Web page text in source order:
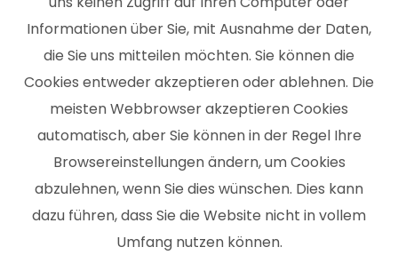
Informationen über Sie, mit Ausnahme der Daten,
die Sie uns mitteilen möchten. Sie können die
Cookies entweder akzeptieren oder ablehnen. Die
meisten Webbrowser akzeptieren Cookies
automatisch, aber Sie können in der Regel Ihre
Browsereinstellungen ändern, um Cookies
abzulehnen, wenn Sie dies wünschen. Dies kann
dazu führen, dass Sie die Website nicht in vollem
Umfang nutzen können.